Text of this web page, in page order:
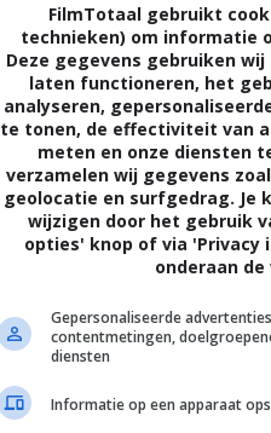
FilmTotaal gebruikt
technieken) om informatie
Deze gegevens gebruiken
laten functioneren, het
analyseren,
te tonen, de effectiviteit van
meten en onze diensten
verzamelen wij gegevens
geolocatie en surfgedrag. Je
wijzigen door het gebruik
opties' knop of via 'Privacy
onderaan
Gepersonaliseerde
contentmetingen,
diensten
Informatie op een apparaat